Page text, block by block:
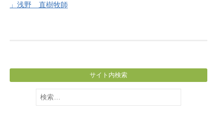
」浅野 直樹牧師
サイト内検索
検
索: